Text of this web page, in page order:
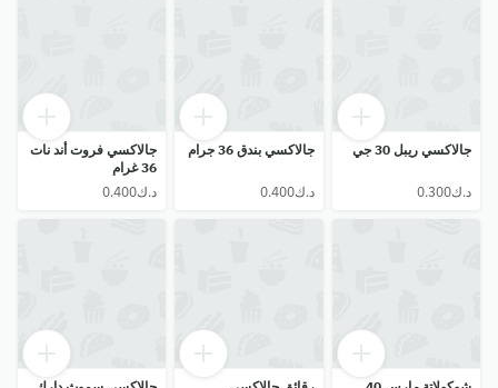
جالاكسي ريبل 30 جي جالاكسي بندق 36 جرام
⁦د.ك0.400⁩
جالاكسي فروت أند نات
36 غرام